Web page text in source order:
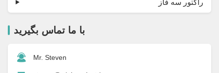
راکتور سه فاز
با ما تماس بگیرید
Mr. Steven